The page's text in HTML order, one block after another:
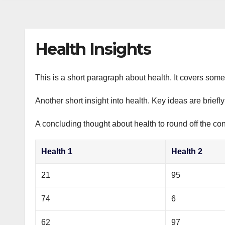
Health Insights
This is a short paragraph about health. It covers
Another short insight into health. Key ideas are
A concluding thought about health to round off the
Health 1 Health 2
21 95
74 6
62 97